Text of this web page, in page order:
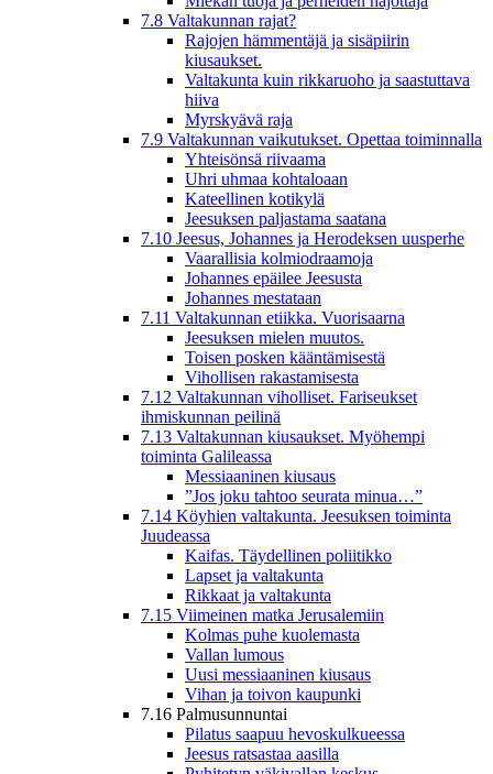
7.8 Valtakunnan rajat?
Rajojen hämmentäjä ja sisäpiirin
kiusaukset.
Valtakunta kuin rikkaruoho ja saastuttava
hiiva
Myrskyävä raja
7.9 Valtakunnan vaikutukset. Opettaa toiminnalla
Yhteisönsä riivaama
Uhri uhmaa kohtaloaan
Kateellinen kotikylä
Jeesuksen paljastama saatana
7.10 Jeesus, Johannes ja Herodeksen uusperhe
Vaarallisia kolmiodraamoja
Johannes epäilee Jeesusta
Johannes mestataan
7.11 Valtakunnan etiikka. Vuorisaarna
Jeesuksen mielen muutos.
Toisen posken kääntämisestä
Vihollisen rakastamisesta
7.12 Valtakunnan viholliset. Fariseukset
ihmiskunnan peilinä
7.13 Valtakunnan kiusaukset. Myöhempi
toiminta Galileassa
Messiaaninen kiusaus
”Jos joku tahtoo seurata minua…”
7.14 Köyhien valtakunta. Jeesuksen toiminta
Juudeassa
Kaifas. Täydellinen poliitikko
Lapset ja valtakunta
Rikkaat ja valtakunta
7.15 Viimeinen matka Jerusalemiin
Kolmas puhe kuolemasta
Vallan lumous
Uusi messiaaninen kiusaus
Vihan ja toivon kaupunki
7.16 Palmusunnuntai
Pilatus saapuu hevoskulkueessa
Jeesus ratsastaa aasilla